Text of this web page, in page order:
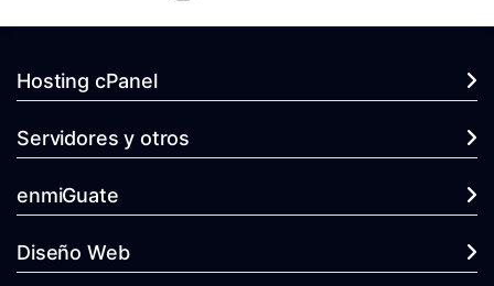
Hosting cPanel
Servidores y otros
enmiGuate
Diseño Web